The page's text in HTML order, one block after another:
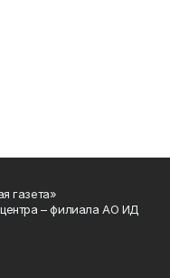
газета»
– филиала АО ИД